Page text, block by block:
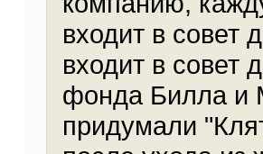
входит в совет
входит в совет
фонда Билла и
придумали